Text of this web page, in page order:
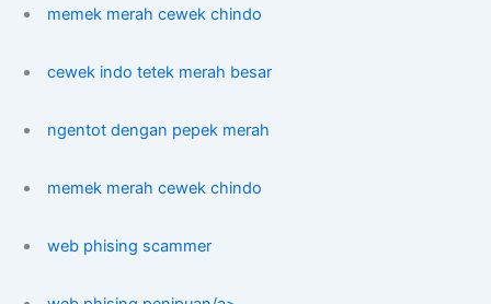
memek merah cewek chindo
cewek indo tetek merah besar
ngentot dengan pepek merah
memek merah cewek chindo
web phising scammer